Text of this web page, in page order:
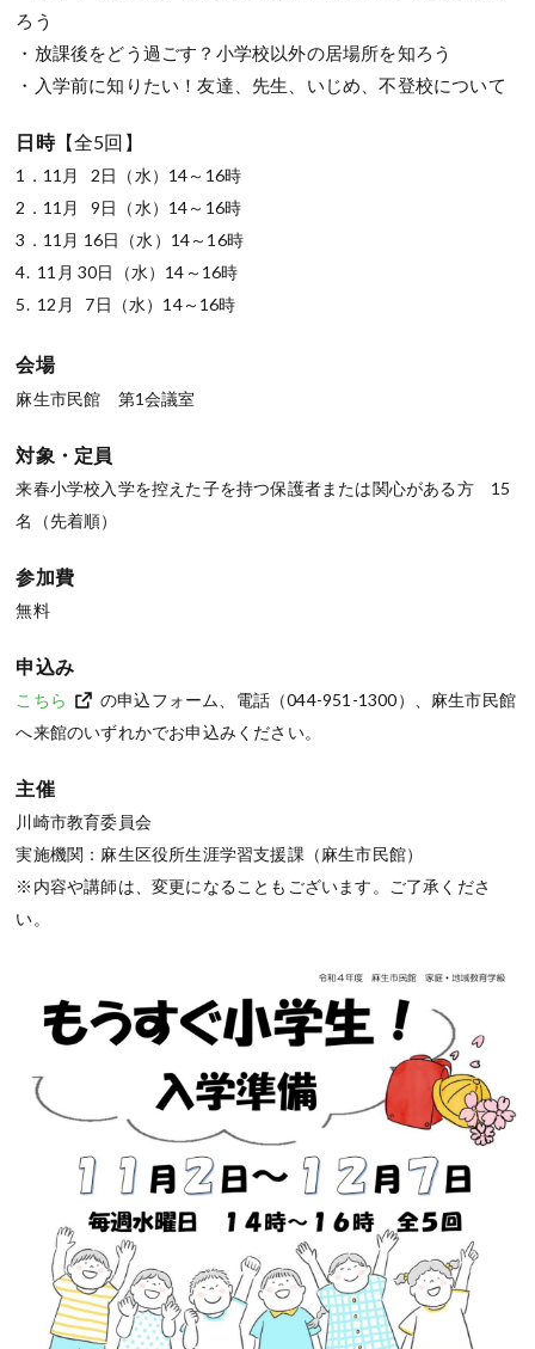
ろう
・放課後をどう過ごす？小学校以外の居場所を知ろう
・入学前に知りたい！友達、先生、いじめ、不登校について
日時【全5回】
1．11月 2日（水）14～16時
2．11月 9日（水）14～16時
3．11月 16日（水）14～16時
4. 11月 30日（水）14～16時
5. 12月 7日（水）14～16時
会場
麻生市民館 第1会議室
対象・定員
来春小学校入学を控えた子を持つ保護者または関心がある方 15
名（先着順）
参加費
無料
申込み
こちら
の申込フォーム、電話（044-951-1300）、麻生市民館
へ来館のいずれかでお申込みください。
主催
川崎市教育委員会
実施機関：麻生区役所生涯学習支援課（麻生市民館）
※内容や講師は、変更になることもございます。ご了承くださ
い。